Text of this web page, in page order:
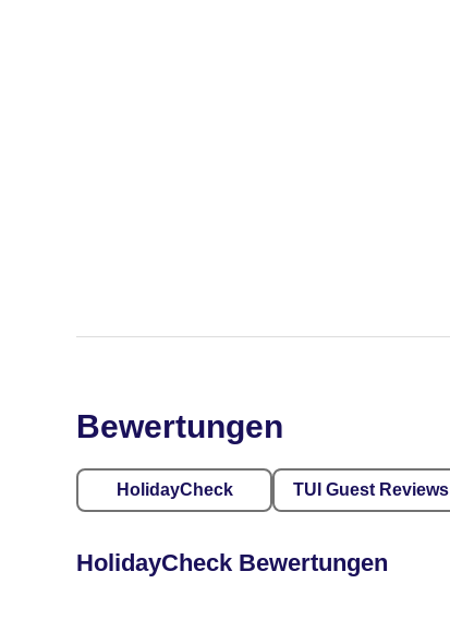
Bewertungen
HolidayCheck TUI Guest Reviews
HolidayCheck Bewertungen